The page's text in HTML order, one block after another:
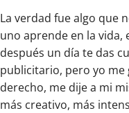
La verdad fue algo que
uno aprende en la vida,
después un día te das
publicitario, pero yo me
derecho, me dije a mi
más creativo, más